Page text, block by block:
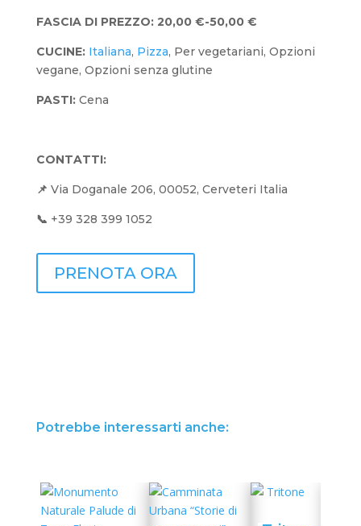
FASCIA DI PREZZO: 20,00 €-50,00 €
CUCINE: Italiana, Pizza, Per vegetariani, Opzioni
vegane, Opzioni senza glutine
PASTI: Cena
CONTATTI:
📌 Via Doganale 206, 00052, Cerveteri Italia
📞 +39 328 399 1052
PRENOTA ORA
Potrebbe interessarti anche: